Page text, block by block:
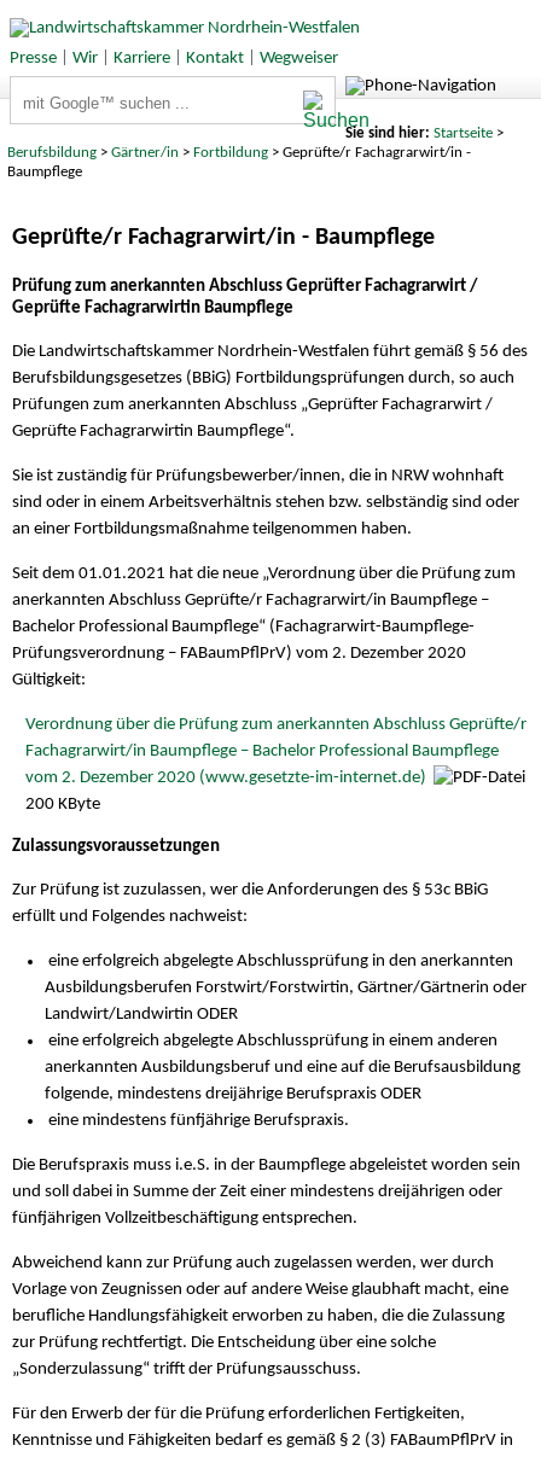
Presse| Wir| Karriere| Kontakt| Wegweiser
Sie sind hier: Startseite>
Berufsbildung >Gärtner/in >Fortbildung > Geprüfte/r Fachagrarwirt/in -
Baumpflege
Geprüfte/r Fachagrarwirt/in - Baumpflege
Prüfung zum anerkannten Abschluss Geprüfter Fachagrarwirt /
Geprüfte Fachagrarwirtin Baumpflege
Die Landwirtschaftskammer Nordrhein-Westfalen führt gemäß § 56 des
Berufsbildungsgesetzes (BBiG) Fortbildungsprüfungen durch, so auch
Prüfungen zum anerkannten Abschluss „Geprüfter Fachagrarwirt /
Geprüfte Fachagrarwirtin Baumpflege“.
Sie ist zuständig für Prüfungsbewerber/innen, die in NRW wohnhaft
sind oder in einem Arbeitsverhältnis stehen bzw. selbständig sind oder
an einer Fortbildungsmaßnahme teilgenommen haben.
Seit dem 01.01.2021 hat die neue „Verordnung über die Prüfung zum
anerkannten Abschluss Geprüfte/r Fachagrarwirt/in Baumpflege –
Bachelor Professional Baumpflege“ (Fachagrarwirt-Baumpflege-
Prüfungsverordnung – FABaumPflPrV) vom 2. Dezember 2020
Gültigkeit:
Verordnung über die Prüfung zum anerkannten Abschluss Geprüfte/r
Fachagrarwirt/in Baumpflege – Bachelor Professional Baumpflege
vom 2. Dezember 2020 (www.gesetzte-im-internet.de)
200 KByte
Zulassungsvoraussetzungen
Zur Prüfung ist zuzulassen, wer die Anforderungen des § 53c BBiG
erfüllt und Folgendes nachweist:
eine erfolgreich abgelegte Abschlussprüfung in den anerkannten
Ausbildungsberufen Forstwirt/Forstwirtin, Gärtner/Gärtnerin oder
Landwirt/Landwirtin ODER
eine erfolgreich abgelegte Abschlussprüfung in einem anderen
anerkannten Ausbildungsberuf und eine auf die Berufsausbildung
folgende, mindestens dreijährige Berufspraxis ODER
eine mindestens fünfjährige Berufspraxis.
Die Berufspraxis muss i.e.S. in der Baumpflege abgeleistet worden sein
und soll dabei in Summe der Zeit einer mindestens dreijährigen oder
fünfjährigen Vollzeitbeschäftigung entsprechen.
Abweichend kann zur Prüfung auch zugelassen werden, wer durch
Vorlage von Zeugnissen oder auf andere Weise glaubhaft macht, eine
berufliche Handlungsfähigkeit erworben zu haben, die die Zulassung
zur Prüfung rechtfertigt. Die Entscheidung über eine solche
„Sonderzulassung“ trifft der Prüfungsausschuss.
Für den Erwerb der für die Prüfung erforderlichen Fertigkeiten,
Kenntnisse und Fähigkeiten bedarf es gemäß § 2 (3) FABaumPflPrV in